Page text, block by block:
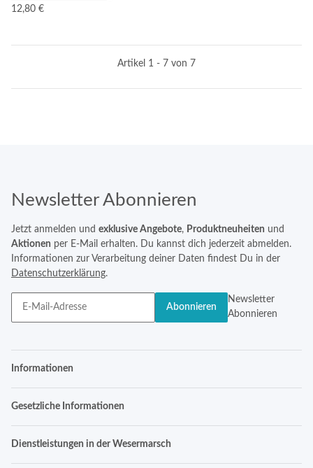
12,80 €
Artikel 1 - 7 von 7
Newsletter Abonnieren
Jetzt anmelden und exklusive Angebote, Produktneuheiten und
Aktionen per E-Mail erhalten. Du kannst dich jederzeit abmelden.
Informationen zur Verarbeitung deiner Daten findest Du in der
Datenschutzerklärung.
Abonnieren
Newsletter
Abonnieren
Informationen
Gesetzliche Informationen
Dienstleistungen in der Wesermarsch